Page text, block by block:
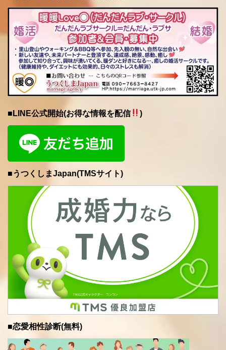
■LINE公式開始(お得な情報を配信 )
■うつくしまJapan(TMSサイト)
■恋愛相性診断(無料)